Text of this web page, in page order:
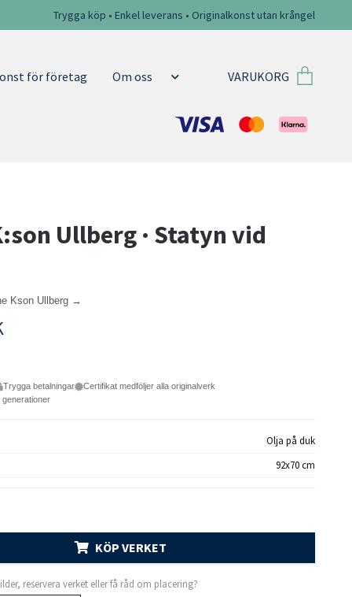
Trygga köp • Enkel leverans • Originalkonst utan krångel
för företag Om oss VARUKORG
Ullberg · Statyn vid
Kson Ullberg →
Trygga betalningar
Certifikat medföljer alla originalverk
generationer
Olja på duk
92x70 cm
KÖP VERKET
reservera verket eller få råd om placering?